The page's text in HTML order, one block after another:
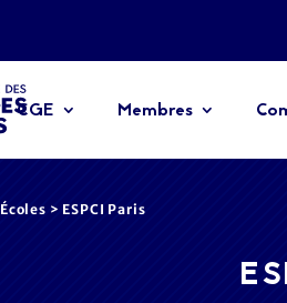
CGE Membres
Écoles > ESPCI Paris